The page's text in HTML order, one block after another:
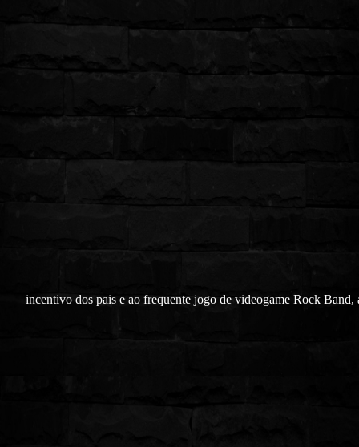
incentivo dos pais e ao frequente jogo de videogame Rock Band,